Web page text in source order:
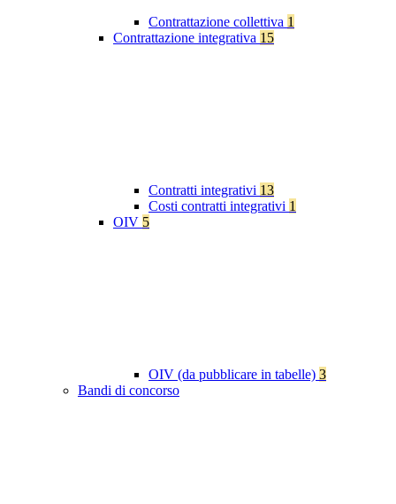
Contrattazione collettiva 1
Contrattazione integrativa 15
Contratti integrativi 13
Costi contratti integrativi 1
OIV 5
OIV (da pubblicare in tabelle) 3
Bandi di concorso